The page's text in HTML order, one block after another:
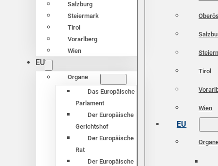
Salzburg
Steiermark
Tirol
Vorarlberg
Wien
EU
Organe
Das Europäische
Parlament
Der Europäische
Gerichtshof
Der Europäische
Rat
Der Europäische
Tirol
Wien
EU